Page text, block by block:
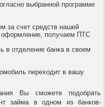
выбранной программе
за счет средств нашей
оформление, получаем ПТС
отделение банка в своем
переходит в вашу
Вы сможете подобрать
займа в одном из банков-